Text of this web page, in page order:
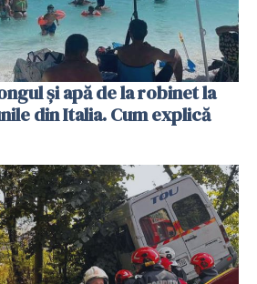
și apă de la robinet la
din Italia. Cum explică